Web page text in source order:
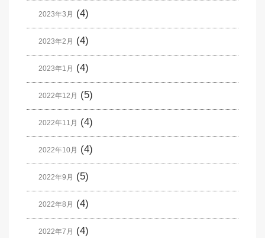
2023年3月 (4)
2023年2月 (4)
2023年1月 (4)
2022年12月 (5)
2022年11月 (4)
2022年10月 (4)
2022年9月 (5)
2022年8月 (4)
2022年7月 (4)